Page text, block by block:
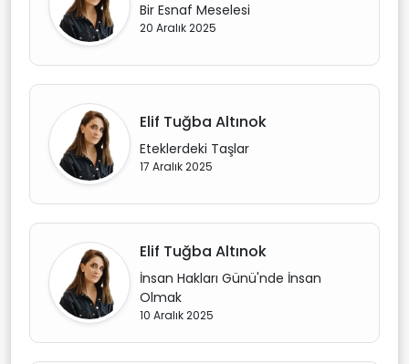
Bir Esnaf Meselesi
20 Aralık 2025
Elif Tuğba Altınok
Eteklerdeki Taşlar
17 Aralık 2025
Elif Tuğba Altınok
İnsan Hakları Günü'nde İnsan
Olmak
10 Aralık 2025